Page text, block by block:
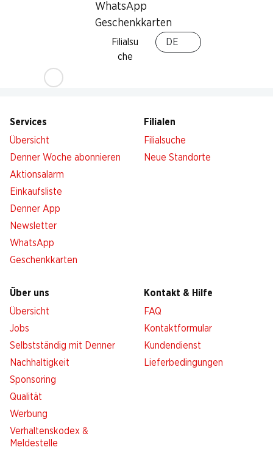
WhatsApp
Geschenkkarten
Filialsu
che
DE
Bleiben Sie mit dem Denner Newsletter immer auf dem
neusten Stand. Melden Sie sich jetzt an!
Services
Übersicht
Denner Woche abonnieren
Aktionsalarm
Einkaufsliste
Denner App
Newsletter
WhatsApp
Geschenkkarten
Filialen
Filialsuche
Neue Standorte
Über uns
Übersicht
Jobs
Selbstständig mit Denner
Nachhaltigkeit
Sponsoring
Qualität
Werbung
Verhaltenskodex &
Meldestelle
Kontakt & Hilfe
FAQ
Kontaktformular
Kundendienst
Lieferbedingungen